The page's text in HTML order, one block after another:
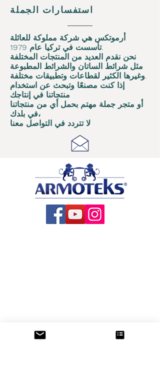
استفسارات الجملة
أرموتكس هي شركة مملوكة للعائلة
تأسست في تركيا عام 1979.
نحن نقدم العديد من المنتجات المختلفة
مثل شرائط الساتان والشرائط المطبوعة
وغيرها الكثير لقطاعات وتطبيقات مختلفة.
إذا كنت مصنعًا وتبحث عن استخدام
منتجاتنا في إنتاجك
أو متجر جملة مهتم بحمل أي من منتجاتنا
في بلدك،
لا تتردد في التواصل معنا
Printed Ribbons